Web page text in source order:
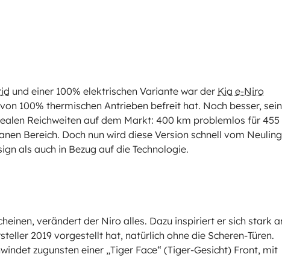
und einer 100% elektrischen Variante war der Kia e-Niro
100% thermischen Antrieben befreit hat. Noch besser,
Reichweiten auf dem Markt: 400 km problemlos für 455
Bereich. Doch nun wird diese Version schnell vom Neuling
als auch in Bezug auf die Technologie.
verändert der Niro alles. Dazu inspiriert er sich stark
2019 vorgestellt hat, natürlich ohne die Scheren-Türen.
zugunsten einer „Tiger Face“ (Tiger-Gesicht) Front, mit